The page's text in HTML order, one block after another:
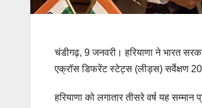
चंडीगढ़, 9 जनवरी। हरियाणा ने भारत
एक्रॉस डिफरेंट स्टेट्स (लीड्स) सर्वेक्षण
हरियाणा को लगातार तीसरे वर्ष यह